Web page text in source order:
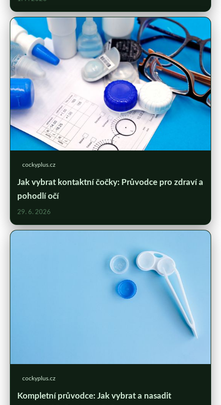
cockyplus.cz
Jak vybrat kontaktní čočky: Průvodce pro zdraví a
pohodlí očí
29. 6. 2026
cockyplus.cz
Kompletní průvodce: Jak vybrat a nasadit